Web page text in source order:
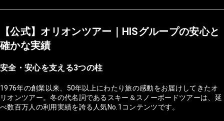
【公式】オリオンツアー｜HISグループの安心と
確かな実績
安全・安心を支える3つの柱
1976年の創業以来、50年以上にわたり旅の感動をお届けしてきたオ
リオンツアー。冬の代名詞であるスキー＆スノーボードツアーは、延
べ数百万人の利用実績を誇る人気No.1コンテンツです。